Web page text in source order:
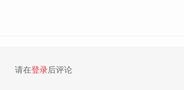
请在登录后评论